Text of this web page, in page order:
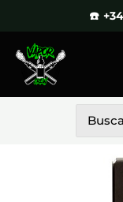
contenido
☎️ +34
por: